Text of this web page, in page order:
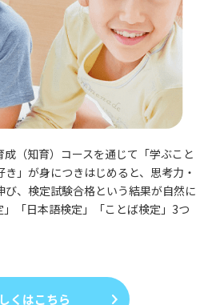
（知育）コースを通じて「学ぶこと
」が身につきはじめると、思考力・
、検定試験合格という結果が自然に
「日本語検定」「ことば検定」3つ
くはこちら